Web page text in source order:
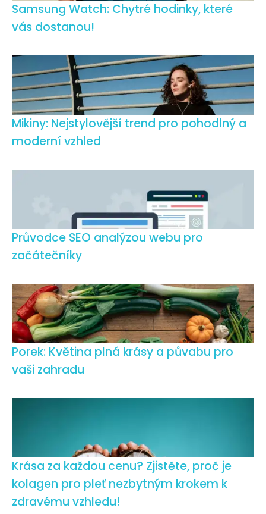
Samsung Watch: Chytré hodinky, které
vás dostanou!
Mikiny: Nejstylovější trend pro pohodlný a
moderní vzhled
Průvodce SEO analýzou webu pro
začátečníky
Porek: Květina plná krásy a půvabu pro
vaši zahradu
Krása za každou cenu? Zjistěte, proč je
kolagen pro pleť nezbytným krokem k
zdravému vzhledu!